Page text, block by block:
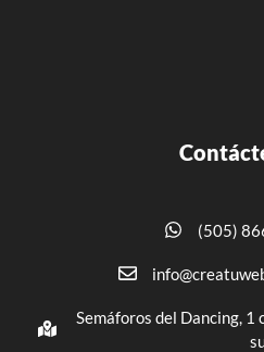
(505)
Semáforos del Dancing, 1